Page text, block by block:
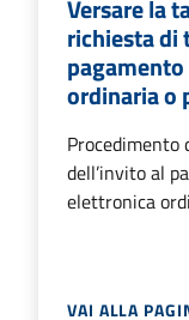
Versare la
richiesta di
ordinaria o
Procedimento
dell’invito al
elettronica
VAI ALLA